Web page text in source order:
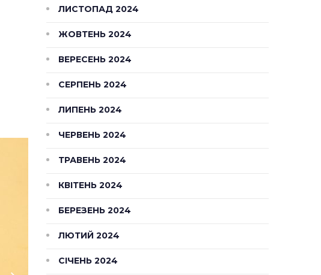
ЛИСТОПАД 2024
ЖОВТЕНЬ 2024
ВЕРЕСЕНЬ 2024
СЕРПЕНЬ 2024
ЛИПЕНЬ 2024
ЧЕРВЕНЬ 2024
ТРАВЕНЬ 2024
КВІТЕНЬ 2024
БЕРЕЗЕНЬ 2024
ЛЮТИЙ 2024
СІЧЕНЬ 2024